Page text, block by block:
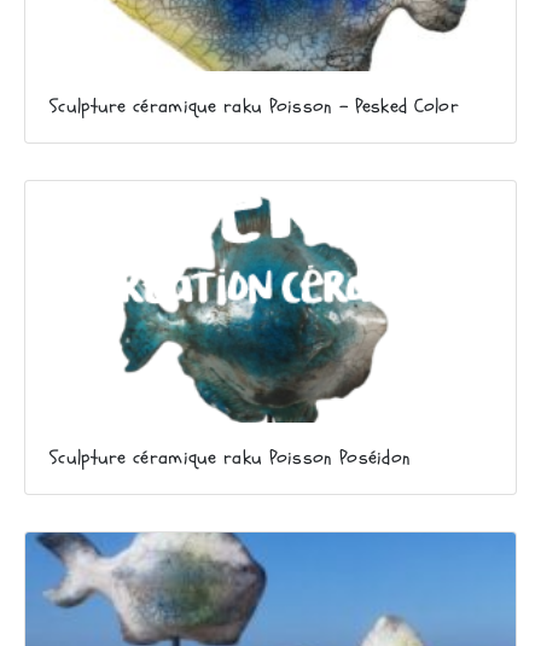
Sculpture céramique raku Poisson – Pesked Color
Sculpture céramique raku Poisson Poséidon